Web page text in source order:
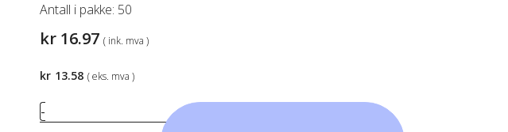
kr 16.97 ( ink. mva )
Antall i pakke: 50
-
kr 13.58 ( eks. mva )